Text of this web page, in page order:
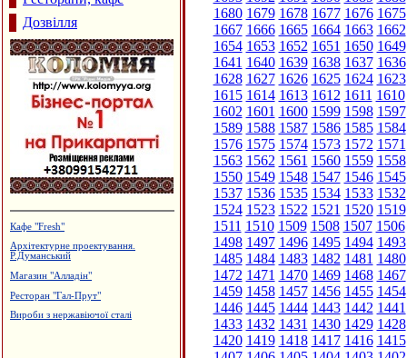
Дозвілля
Кафе "Fresh"
Архітектурне проектування.
Р.Думанський
Магазин "Алладін"
Ресторан "Гал-Прут"
Вироби з нержавіючої сталі
1680 1679 1678 1677 1676 1675
1667 1666 1665 1664 1663 1662
1654 1653 1652 1651 1650 1649
1641 1640 1639 1638 1637 1636
1628 1627 1626 1625 1624 1623
1615 1614 1613 1612 1611 1610
1602 1601 1600 1599 1598 1597
1589 1588 1587 1586 1585 1584
1576 1575 1574 1573 1572 1571
1563 1562 1561 1560 1559 1558
1550 1549 1548 1547 1546 1545
1537 1536 1535 1534 1533 1532
1524 1523 1522 1521 1520 1519
1511 1510 1509 1508 1507 1506
1498 1497 1496 1495 1494 1493
1485 1484 1483 1482 1481 1480
1472 1471 1470 1469 1468 1467
1459 1458 1457 1456 1455 1454
1446 1445 1444 1443 1442 1441
1433 1432 1431 1430 1429 1428
1420 1419 1418 1417 1416 1415